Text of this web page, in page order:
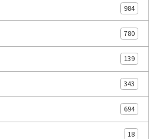
984
780
139
343
694
18